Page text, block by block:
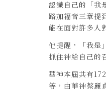
認識自己的「我
路加福音三章提
能在面對許多人
他提醒，「我是
抓住神給自己的
華神本屆共有
等，由華神蔡麗